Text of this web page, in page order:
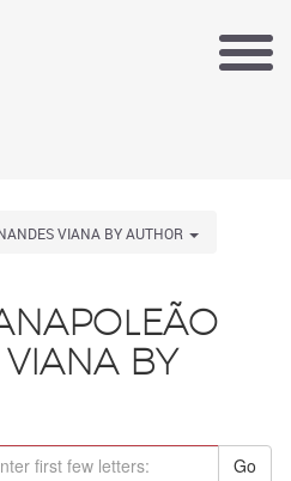
VIANA BY AUTHOR
BY
Go